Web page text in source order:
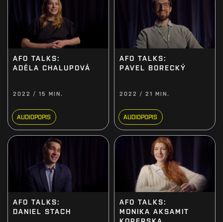
AFO TALKS:
ADÉLA CHALUPOVÁ
2022 / 15 MIN.
AUDIOPOPIS
AFO TALKS:
PAVEL BORECKÝ
2022 / 21 MIN.
AUDIOPOPIS
AFO TALKS:
DANIEL STACH
AFO TALKS:
MONIKA AKSAMIT